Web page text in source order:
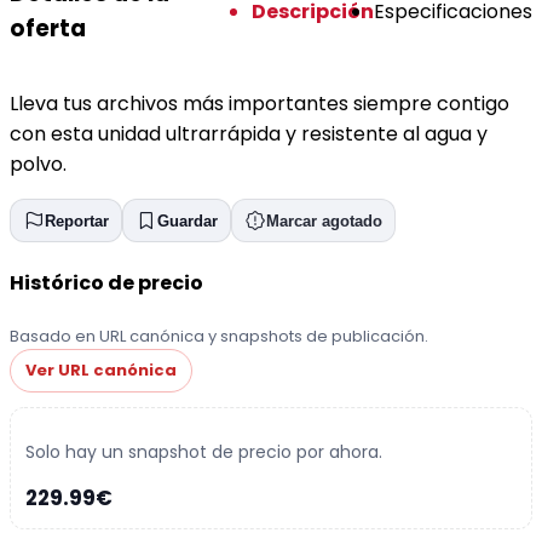
oferta
DescripciónEspecificaciones
Lleva tus archivos más importantes siempre contigo
con esta unidad ultrarrápida y resistente al agua y
polvo.
Reportar Guardar Marcar agotado
Histórico de precio
Basado en URL canónica y snapshots de publicación.
Ver URL canónica
Solo hay un snapshot de precio por ahora.
229.99€